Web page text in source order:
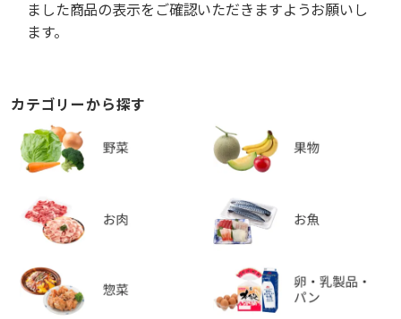
ました商品の表示をご確認いただきますようお願いし
ます。
カテゴリーから探す